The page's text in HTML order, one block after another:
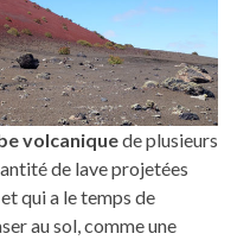
volcaniquede plusieurs
de lave projetées
qui a le temps de
au sol, comme une